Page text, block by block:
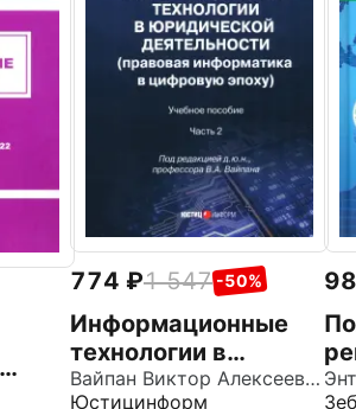
774 1 547 -50%
Информационные
технологии в
юридической
Вайпан Виктор Алексеевич
Юстицинформ